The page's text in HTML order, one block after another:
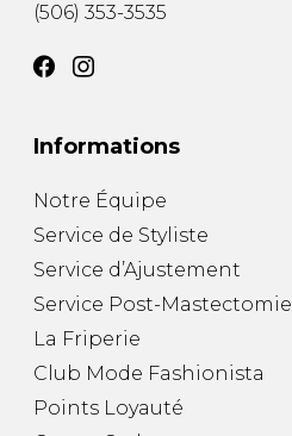
(506) 353-3535
Informations
Notre Équipe
Service de Styliste
Service d’Ajustement
Service Post-Mastectomie
La Friperie
Club Mode Fashionista
Points Loyauté